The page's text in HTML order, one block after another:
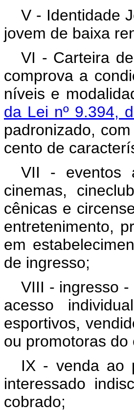
V - Identidade
jovem de baixa
VI - Carteira
comprova a
níveis e
da Lei nº 9.394,
padronizado,
cento de
VII - eventos
cinemas,
cênicas e
entretenimento,
em
de ingresso;
VIII - ingresso
acesso
esportivos,
ou promotoras do
IX - venda ao
interessado
cobrado;